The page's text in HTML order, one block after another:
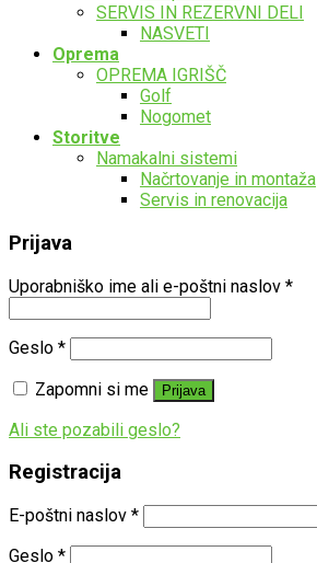
SERVIS IN REZERVNI DELI
NASVETI
Oprema
OPREMA IGRIŠČ
Golf
Nogomet
Storitve
Namakalni sistemi
Načrtovanje in montaža
Servis in renovacija
Prijava
Uporabniško ime ali e-poštni naslov *
Geslo *
Zapomni si me
Prijava
Ali ste pozabili geslo?
Registracija
E-poštni naslov *
Geslo *